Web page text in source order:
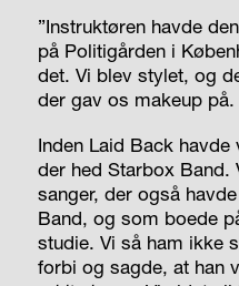
”Instruktøren havde
på Politigården i
det. Vi blev stylet, og
der gav os makeup på.
Inden Laid Back
der hed Starbox Band.
sanger, der også
Band, og som boede
studie. Vi så ham ikke
forbi og sagde, at han